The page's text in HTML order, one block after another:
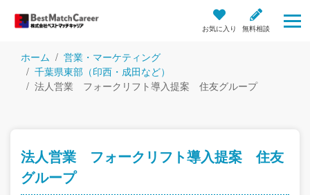
お気に入り 無料相談
ホーム
営業・マーケティング
千葉県東部（印西・成田など）
法人営業 フォークリフト導入提案 住友グループ
法人営業 フォークリフト導入提案 住友
グループ